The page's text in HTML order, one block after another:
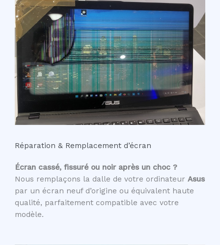
Réparation & Remplacement d’écran
Écran cassé, fissuré ou noir après un choc ?
Nous remplaçons la dalle de votre ordinateur Asus
par un écran neuf d’origine ou équivalent haute
qualité, parfaitement compatible avec votre
modèle.